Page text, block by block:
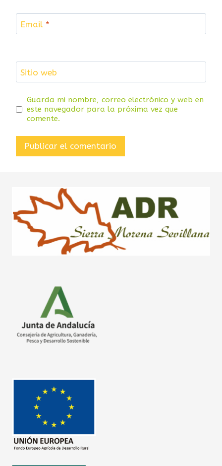
Email *
Sitio web
Guarda mi nombre, correo electrónico y web en
este navegador para la próxima vez que
comente.